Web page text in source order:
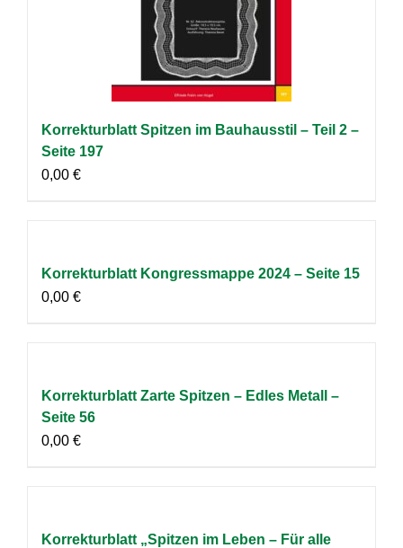
Korrekturblatt Spitzen im Bauhausstil – Teil 2 –
Seite 197
0,00 €
Korrekturblatt Kongressmappe 2024 – Seite 15
0,00 €
Korrekturblatt Zarte Spitzen – Edles Metall –
Seite 56
0,00 €
Korrekturblatt „Spitzen im Leben – Für alle